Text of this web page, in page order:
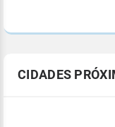
CIDADES